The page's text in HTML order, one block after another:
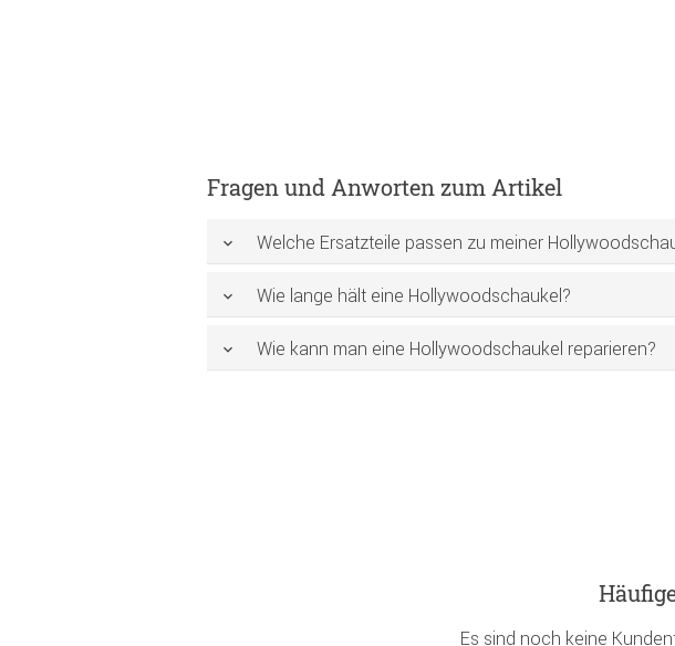
Fragen und Anworten zum Artikel
Welche Ersatzteile passen zu meiner
Wie lange hält eine Hollywoodschaukel?
Wie kann man eine Hollywoodschaukel reparieren?
Es sind noch keine